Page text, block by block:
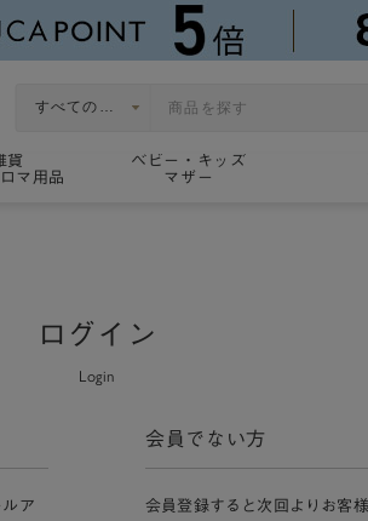
貨
マ用品
ベビー・キッズ
マザー
ログイン
Login
ア
会員でない方
会員登録すると次回よりお客